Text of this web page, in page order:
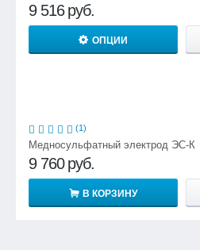
9 516 руб.
ОПЦИИ
(1)
Медносульфатный электрод ЭС-К
9 760 руб.
В КОРЗИНУ